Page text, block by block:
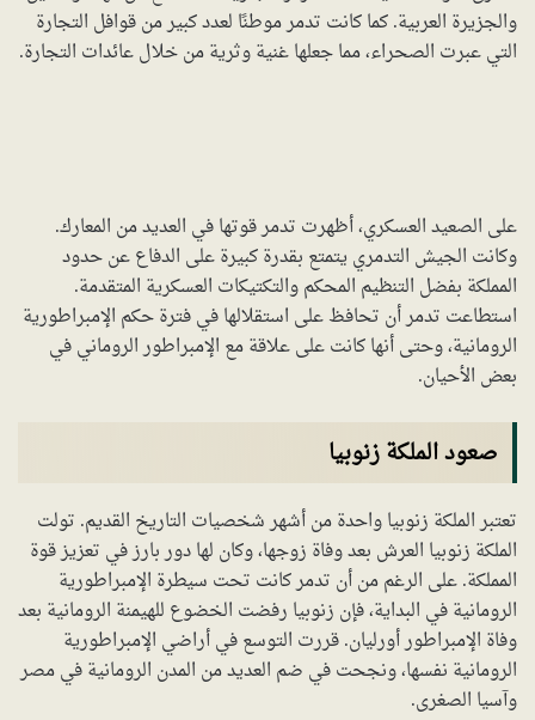
والجزيرة العربية. كما كانت تدمر موطنًا لعدد كبير من قوافل التجارة
التي عبرت الصحراء، مما جعلها غنية وثرية من خلال عائدات التجارة.
على الصعيد العسكري، أظهرت تدمر قوتها في العديد من المعارك.
وكانت الجيش التدمري يتمتع بقدرة كبيرة على الدفاع عن حدود
المملكة بفضل التنظيم المحكم والتكتيكات العسكرية المتقدمة.
استطاعت تدمر أن تحافظ على استقلالها في فترة حكم الإمبراطورية
الرومانية، وحتى أنها كانت على علاقة مع الإمبراطور الروماني في
بعض الأحيان.
صعود الملكة زنوبيا
تعتبر الملكة زنوبيا واحدة من أشهر شخصيات التاريخ القديم. تولت
الملكة زنوبيا العرش بعد وفاة زوجها، وكان لها دور بارز في تعزيز قوة
المملكة. على الرغم من أن تدمر كانت تحت سيطرة الإمبراطورية
الرومانية في البداية، فإن زنوبيا رفضت الخضوع للهيمنة الرومانية بعد
وفاة الإمبراطور أورليان. قررت التوسع في أراضي الإمبراطورية
الرومانية نفسها، ونجحت في ضم العديد من المدن الرومانية في مصر
وآسيا الصغرى.